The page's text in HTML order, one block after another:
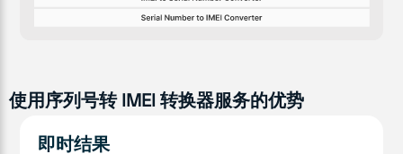
使用序列号转 IMEI 转换器服务的优势
即时结果